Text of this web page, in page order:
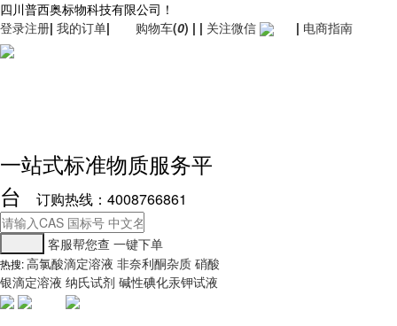
四川普西奥标物科技有限公司！
登录注册| 我的订单| 购物车(0) | | 关注微信 | 电商指南
一站式标准物质服务平
台
订购热线：4008766861
客服帮您查 一键下单
热搜:高氯酸滴定溶液 非奈利酮杂质 硝酸
银滴定溶液 纳氏试剂 碱性碘化汞钾试液